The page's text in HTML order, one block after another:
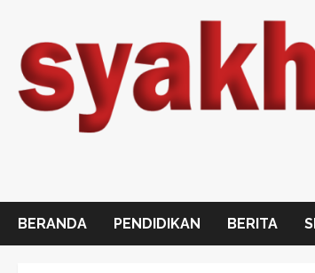
content
BERANDA PENDIDIKAN BERITA